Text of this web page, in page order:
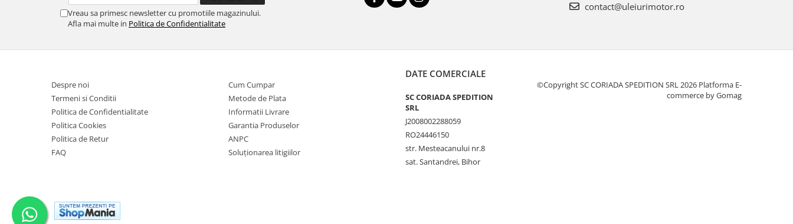
Vreau sa primesc newsletter cu promotiile magazinului.
Afla mai multe in Politica de Confidentialitate
contact@uleiurimotor.ro
Despre noi
Termeni si Conditii
Politica de Confidentialitate
Politica Cookies
Politica de Retur
FAQ
Cum Cumpar
Metode de Plata
Informatii Livrare
Garantia Produselor
ANPC
Soluționarea litigiilor
DATE COMERCIALE
SC CORIADA SPEDITION
SRL
J2008002288059
RO24446150
str. Mesteacanului nr.8
sat. Santandrei, Bihor
©Copyright SC CORIADA SPEDITION SRL 2026 Platforma E-
commerce by Gomag